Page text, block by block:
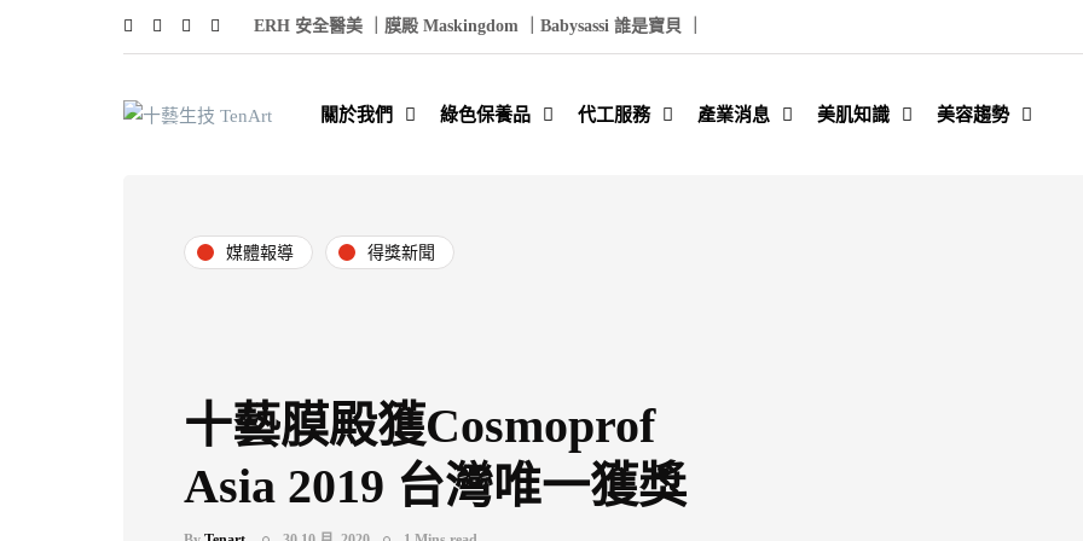
ERH 安全醫美 ｜ 膜殿 Maskingdom ｜ Babysassi 誰是寶貝 ｜
關於我們 綠色保養品 代工服務 產業消息 美肌知識 美容趨勢
媒體報導 得獎新聞
十藝膜殿獲Cosmoprof
Asia 2019 台灣唯一獲獎